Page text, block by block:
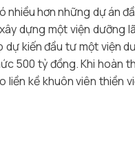
nhiều hơn những dự án
dựng một viện dưỡng
dự kiến đầu tư một viện
500 tỷ đồng. Khi hoàn
liền kề khuôn viên thiền